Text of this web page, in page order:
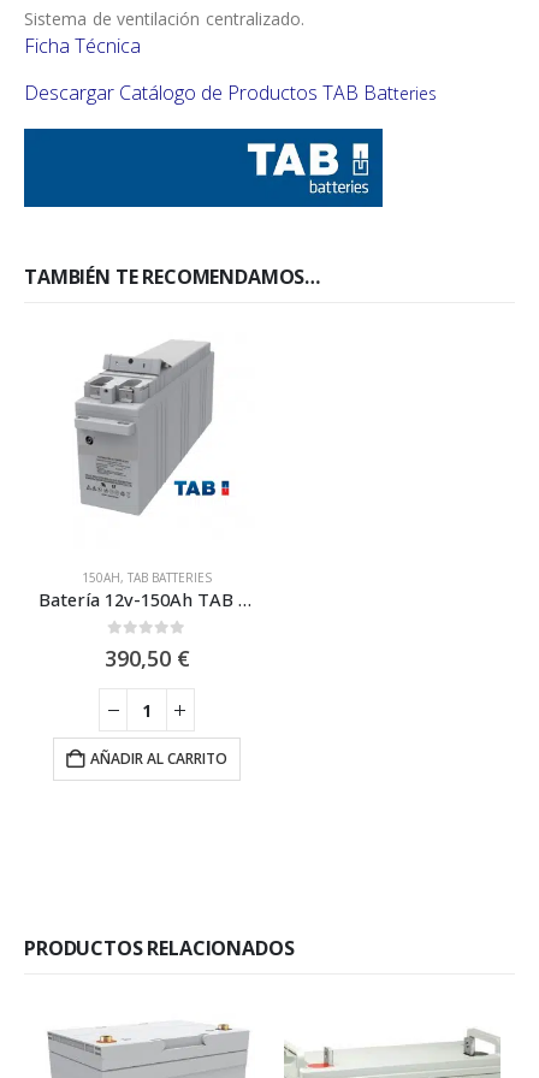
Sistema de ventilación centralizado.
Ficha Técnica
Descargar Catálogo de Productos TAB Batteries
TAMBIÉN TE RECOMENDAMOS…
150AH, TAB BATTERIES
Batería 12v-150Ah TAB 5G 5GFT150 Front Terminal
390,50 €
AÑADIR AL CARRITO
PRODUCTOS RELACIONADOS